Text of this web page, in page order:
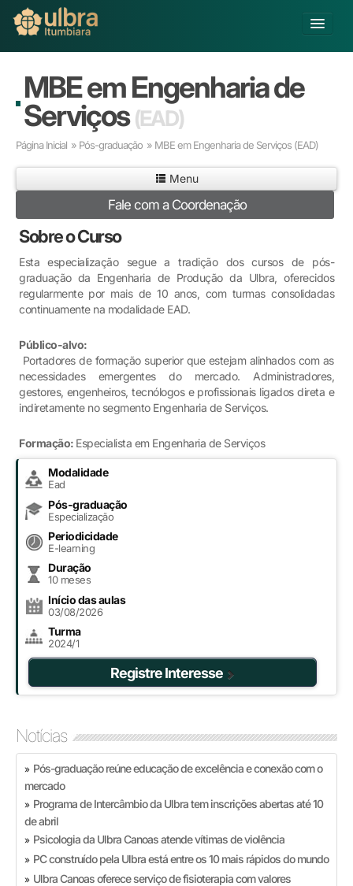
Buscar
Já sou Aluno
Matricule-se
Educação Básica
Pós-graduação
Educação a Distância
Extensão
Infraestrutura e Serviços
Inovação
MBE em Engenharia de
Serviços(EAD)
Página Inicial » Pós-graduação » MBE em Engenharia de Serviços (EAD)
Menu
Fale com a Coordenação
Sobre o Curso
Esta especialização segue a tradição dos cursos de pós-
graduação da Engenharia de Produção da Ulbra, oferecidos
regularmente por mais de 10 anos, com turmas consolidadas
continuamente na modalidade EAD.
Público-alvo:
Portadores de formação superior que estejam alinhados com as
necessidades emergentes do mercado. Administradores,
gestores, engenheiros, tecnólogos e profissionais ligados direta e
indiretamente no segmento Engenharia de Serviços.
Formação: Especialista em Engenharia de Serviços
Modalidade
Ead
Pós-graduação
Especialização
Periodicidade
E-learning
Duração
10 meses
Início das aulas
03/08/2026
Turma
2024/1
Registre Interesse
Notícias
» Pós-graduação reúne educação de excelência e conexão com o
mercado
» Programa de Intercâmbio da Ulbra tem inscrições abertas até 10
de abril
» Psicologia da Ulbra Canoas atende vítimas de violência
» PC construído pela Ulbra está entre os 10 mais rápidos do mundo
» Ulbra Canoas oferece serviço de fisioterapia com valores